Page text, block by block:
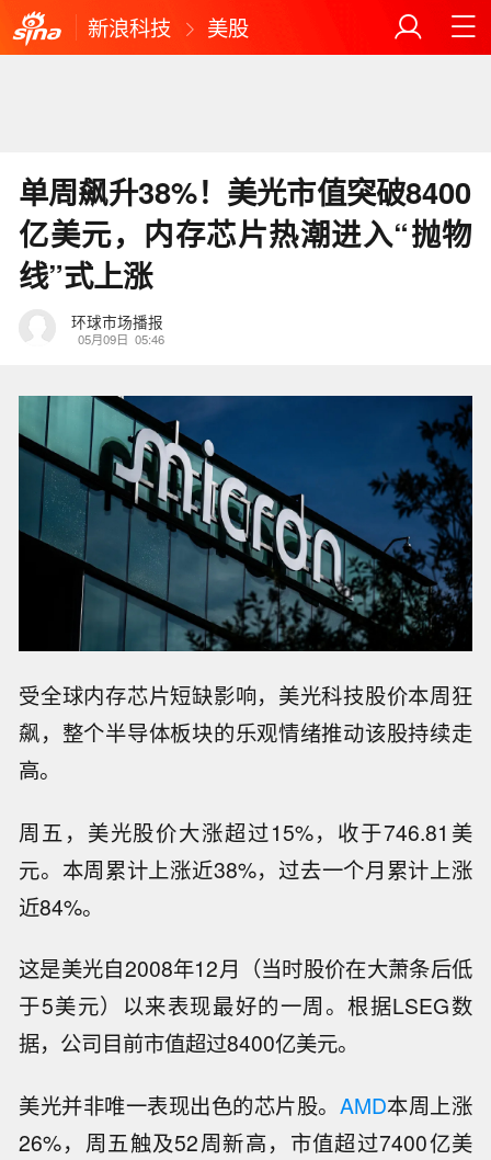
新浪科技 美股
单周飙升38%！美光市值突破8400
亿美元，内存芯片热潮进入“抛物
线”式上涨
环球市场播报
05月09日 05:46
受全球内存芯片短缺影响，美光科技股价本周狂
飙，整个半导体板块的乐观情绪推动该股持续走
高。
周五，美光股价大涨超过15%，收于746.81美
元。本周累计上涨近38%，过去一个月累计上涨
近84%。
这是美光自2008年12月（当时股价在大萧条后低
于5美元）以来表现最好的一周。根据LSEG数
据，公司目前市值超过8400亿美元。
美光并非唯一表现出色的芯片股。 AMD本周上涨
26%，周五触及52周新高，市值超过7400亿美